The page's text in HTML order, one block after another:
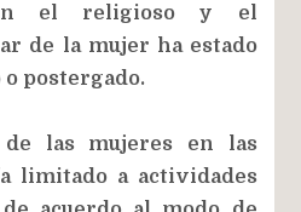
el religioso y el
de la mujer ha estado
postergado.
de las mujeres en las
limitado a actividades